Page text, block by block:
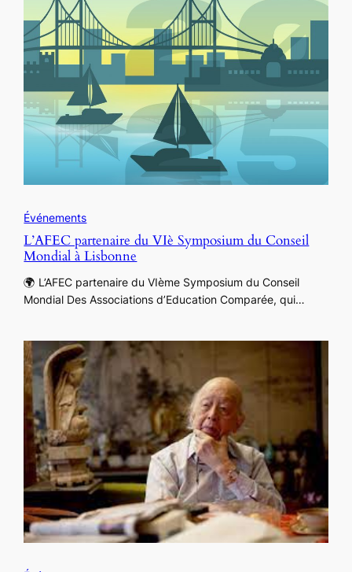
Événements
L’AFEC partenaire du VIè Symposium du Conseil
Mondial à Lisbonne
🌍 L’AFEC partenaire du VIème Symposium du Conseil
Mondial Des Associations d’Education Comparée, qui…